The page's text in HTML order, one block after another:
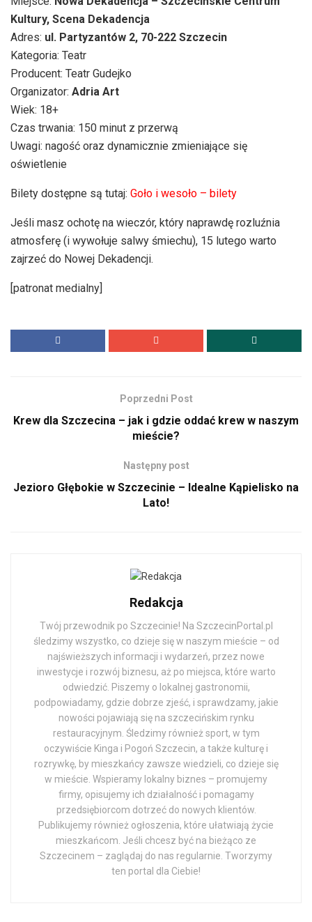
Kultury, Scena Dekadencja
Adres: ul. Partyzantów 2, 70-222 Szczecin
Kategoria: Teatr
Producent: Teatr Gudejko
Organizator: Adria Art
Wiek: 18+
Czas trwania: 150 minut z przerwą
Uwagi: nagość oraz dynamicznie zmieniające się
oświetlenie
Bilety dostępne są tutaj: Goło i wesoło – bilety
Jeśli masz ochotę na wieczór, który naprawdę rozluźnia
atmosferę (i wywołuje salwy śmiechu), 15 lutego warto
zajrzeć do Nowej Dekadencji.
[patronat medialny]
Poprzedni Post
Krew dla Szczecina – jak i gdzie oddać krew w naszym
mieście?
Następny post
Jezioro Głębokie w Szczecinie – Idealne Kąpielisko na
Lato!
Redakcja
Twój przewodnik po Szczecinie! Na SzczecinPortal.pl
śledzimy wszystko, co dzieje się w naszym mieście – od
najświeższych informacji i wydarzeń, przez nowe
inwestycje i rozwój biznesu, aż po miejsca, które warto
odwiedzić. Piszemy o lokalnej gastronomii,
podpowiadamy, gdzie dobrze zjeść, i sprawdzamy, jakie
nowości pojawiają się na szczecińskim rynku
restauracyjnym. Śledzimy również sport, w tym
oczywiście Kinga i Pogoń Szczecin, a także kulturę i
rozrywkę, by mieszkańcy zawsze wiedzieli, co dzieje się
w mieście. Wspieramy lokalny biznes – promujemy
firmy, opisujemy ich działalność i pomagamy
przedsiębiorcom dotrzeć do nowych klientów.
Publikujemy również ogłoszenia, które ułatwiają życie
mieszkańcom. Jeśli chcesz być na bieżąco ze
Szczecinem – zaglądaj do nas regularnie. Tworzymy
ten portal dla Ciebie!